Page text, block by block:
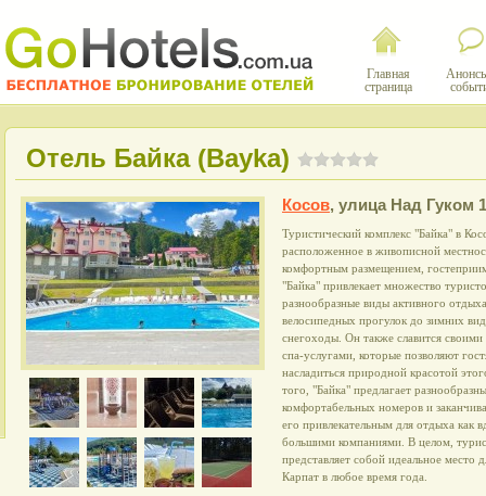
Главная
страница
Отель Байка (Bayka)
Косов, улица Над Гуком
Туристический комплекс "Байка" в
расположенное в живописной
комфортным размещением,
"Байка" привлекает множество
разнообразные виды активного
велосипедных прогулок до зимних
снегоходы. Он также славится
спа-услугами, которые позволяют
насладиться природной красотой
того, "Байка" предлагает
комфортабельных номеров и
его привлекательным для отдыха как
большими компаниями. В целом,
представляет собой идеальное
Карпат в любое время года.